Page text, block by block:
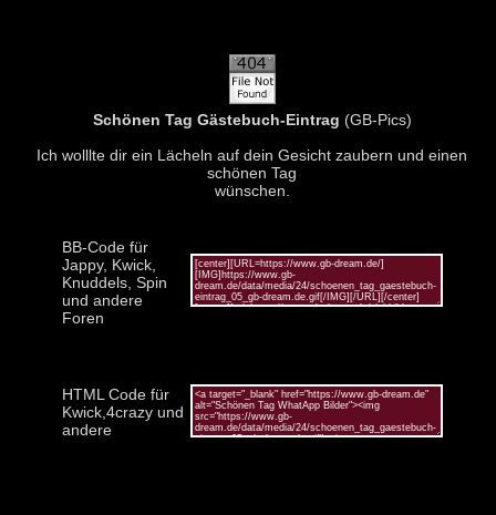
Schönen Tag Gästebuch-Eintrag (GB-Pics)
Ich wolllte dir ein Lächeln auf dein Gesicht zaubern und einen
schönen Tag
wünschen.
BB-Code für
Jappy, Kwick,
Knuddels, Spin
und andere
Foren
HTML Code für
Kwick,4crazy und
andere